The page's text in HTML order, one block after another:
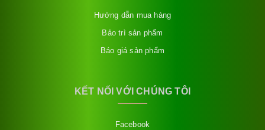
Hướng dẫn mua hàng
Bảo trì sản phẩm
Báo giá sản phẩm
KẾT NỐI VỚI CHÚNG TÔI
Facebook